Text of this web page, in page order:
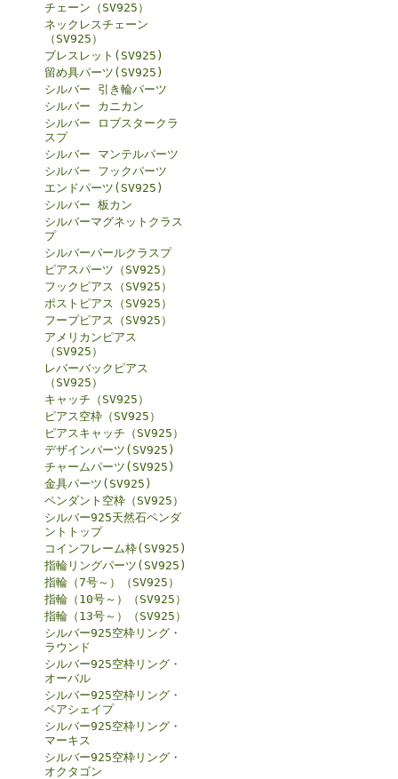
チェーン（SV925）
ネックレスチェーン
（SV925）
ブレスレット(SV925)
留め具パーツ(SV925)
シルバー 引き輪パーツ
シルバー カニカン
シルバー ロブスタークラ
スプ
シルバー マンテルパーツ
シルバー フックパーツ
エンドパーツ(SV925)
シルバー 板カン
シルバーマグネットクラス
プ
シルバーパールクラスプ
ピアスパーツ（SV925）
フックピアス（SV925）
ポストピアス（SV925）
フープピアス（SV925）
アメリカンピアス
（SV925）
レバーバックピアス
（SV925）
キャッチ（SV925）
ピアス空枠（SV925）
ピアスキャッチ（SV925）
デザインパーツ(SV925)
チャームパーツ(SV925)
金具パーツ(SV925)
ペンダント空枠（SV925）
シルバー925天然石ペンダ
ントトップ
コインフレーム枠(SV925)
指輪リングパーツ(SV925)
指輪（7号～）（SV925）
指輪（10号～）（SV925）
指輪（13号～）（SV925）
シルバー925空枠リング・
ラウンド
シルバー925空枠リング・
オーバル
シルバー925空枠リング・
ペアシェイプ
シルバー925空枠リング・
マーキス
シルバー925空枠リング・
オクタゴン